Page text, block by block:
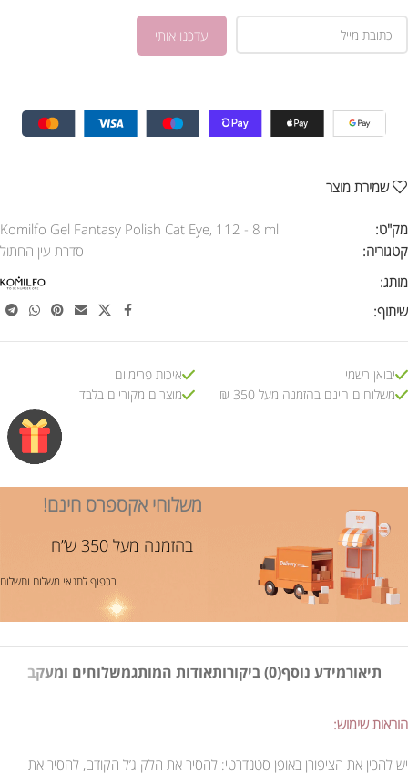
שמירת מוצר
מק"ט:
Komilfo Gel Fantasy Polish Cat Eye, 112 - 8 ml
קטגוריה:
סדרת עין החתול
מותג:
שיתוף:
יבואן רשמי
משלוחים חינם בהזמנה מעל 350 ₪
איכות פרימיום
מוצרים מקוריים בלבד
משלוחי אקספרס חינם!
בהזמנה מעל 350 ש”ח
בכפוף לתנאי משלוח ותשלום
תיאורמידע נוסף(0) ביקורות אודות המותגמשלוחים ומעקב
הוראות שימוש:
יש להכין את הציפורן באופן סטנדרטי: להסיר את הלק ג’ל הקודם, להסיר את